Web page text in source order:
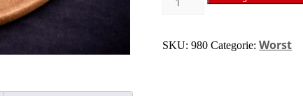
SKU:980 Categorie:Worst